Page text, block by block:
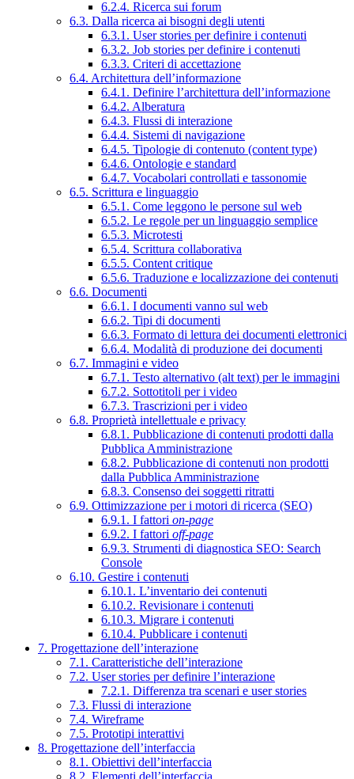
6.2.4. Ricerca sui forum
6.3. Dalla ricerca ai bisogni degli utenti
6.3.1. User stories per definire i contenuti
6.3.2. Job stories per definire i contenuti
6.3.3. Criteri di accettazione
6.4. Architettura dell’informazione
6.4.1. Definire l’architettura dell’informazione
6.4.2. Alberatura
6.4.3. Flussi di interazione
6.4.4. Sistemi di navigazione
6.4.5. Tipologie di contenuto (content type)
6.4.6. Ontologie e standard
6.4.7. Vocabolari controllati e tassonomie
6.5. Scrittura e linguaggio
6.5.1. Come leggono le persone sul web
6.5.2. Le regole per un linguaggio semplice
6.5.3. Microtesti
6.5.4. Scrittura collaborativa
6.5.5. Content critique
6.5.6. Traduzione e localizzazione dei contenuti
6.6. Documenti
6.6.1. I documenti vanno sul web
6.6.2. Tipi di documenti
6.6.3. Formato di lettura dei documenti elettronici
6.6.4. Modalità di produzione dei documenti
6.7. Immagini e video
6.7.1. Testo alternativo (alt text) per le immagini
6.7.2. Sottotitoli per i video
6.7.3. Trascrizioni per i video
6.8. Proprietà intellettuale e privacy
6.8.1. Pubblicazione di contenuti prodotti dalla
Pubblica Amministrazione
6.8.2. Pubblicazione di contenuti non prodotti
dalla Pubblica Amministrazione
6.8.3. Consenso dei soggetti ritratti
6.9. Ottimizzazione per i motori di ricerca (SEO)
6.9.1. I fattori on-page
6.9.2. I fattori off-page
6.9.3. Strumenti di diagnostica SEO: Search
Console
6.10. Gestire i contenuti
6.10.1. L’inventario dei contenuti
6.10.2. Revisionare i contenuti
6.10.3. Migrare i contenuti
6.10.4. Pubblicare i contenuti
7. Progettazione dell’interazione
7.1. Caratteristiche dell’interazione
7.2. User stories per definire l’interazione
7.2.1. Differenza tra scenari e user stories
7.3. Flussi di interazione
7.4. Wireframe
7.5. Prototipi interattivi
8. Progettazione dell’interfaccia
8.1. Obiettivi dell’interfaccia
8.2. Elementi dell’interfaccia